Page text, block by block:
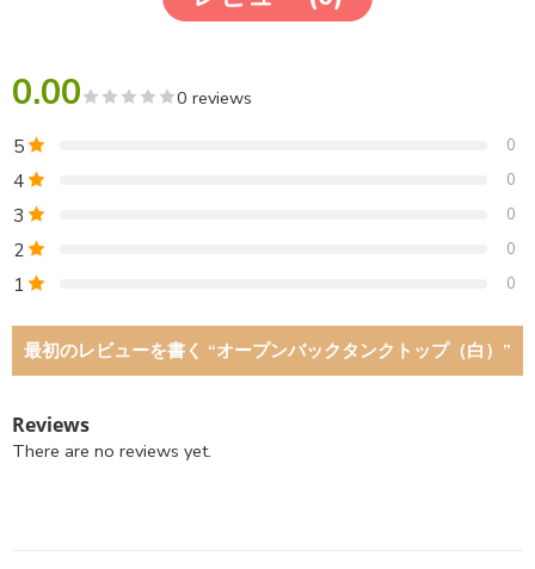
0.00 0 reviews
5 0
4 0
3 0
2 0
1 0
最初のレビューを書く “オープンバックタンクトップ（白）”
Reviews
There are no reviews yet.